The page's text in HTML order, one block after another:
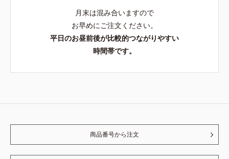
月末は混み合いますので
お早めにご注文ください。
平日のお昼前後が比較的つながりやすい
時間帯です。
商品番号から注文